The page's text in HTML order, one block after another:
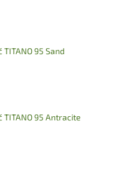
95 Sand
TITANO 95 Antracite